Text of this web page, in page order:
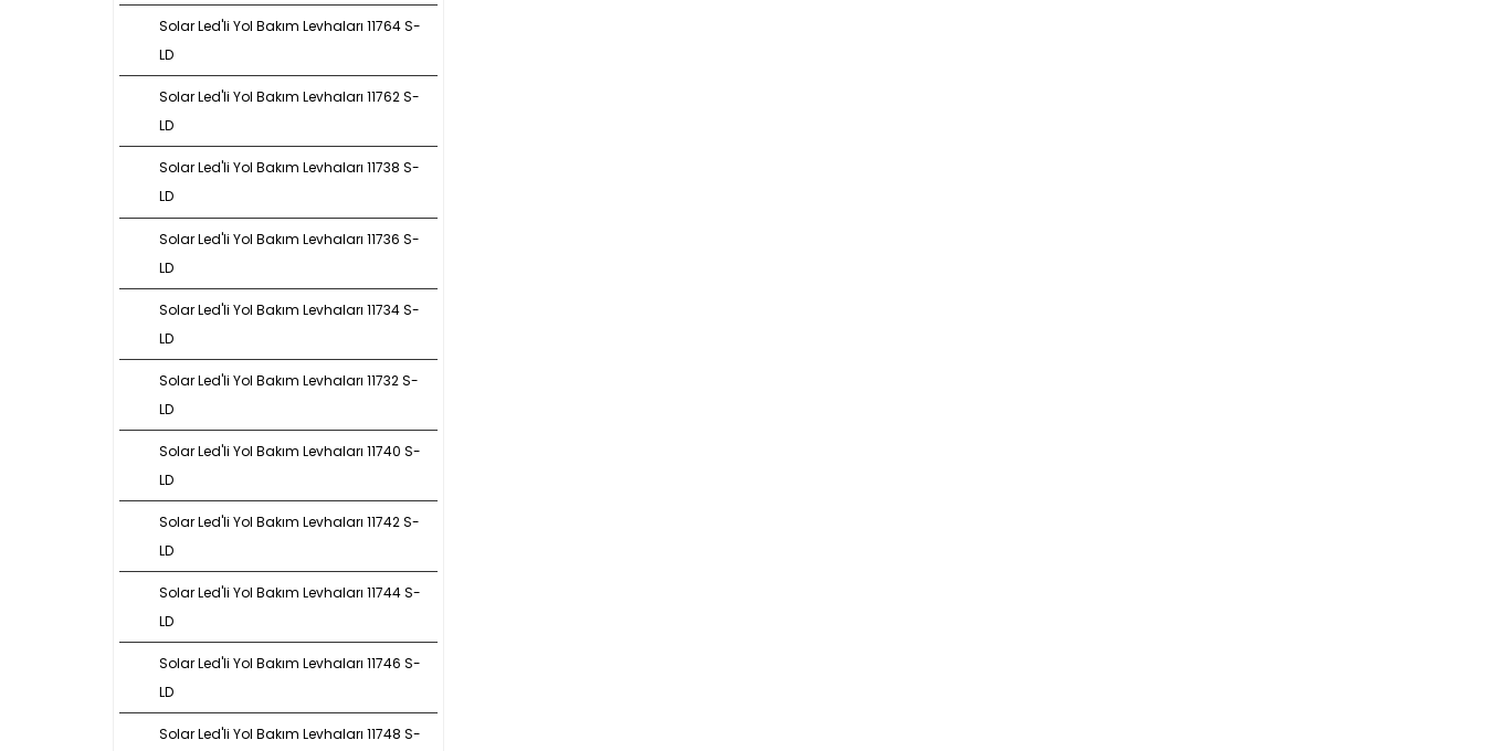
Solar Led'li Yol Bakım Levhaları 11764 S-
LD
Solar Led'li Yol Bakım Levhaları 11762 S-
LD
Solar Led'li Yol Bakım Levhaları 11738 S-
LD
Solar Led'li Yol Bakım Levhaları 11736 S-
LD
Solar Led'li Yol Bakım Levhaları 11734 S-
LD
Solar Led'li Yol Bakım Levhaları 11732 S-
LD
Solar Led'li Yol Bakım Levhaları 11740 S-
LD
Solar Led'li Yol Bakım Levhaları 11742 S-
LD
Solar Led'li Yol Bakım Levhaları 11744 S-
LD
Solar Led'li Yol Bakım Levhaları 11746 S-
LD
Solar Led'li Yol Bakım Levhaları 11748 S-